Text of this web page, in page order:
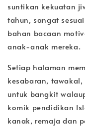
suntikan kekuatan
tahun, sangat
bahan bacaan
anak-anak mereka.
Setiap halaman
kesabaran,
untuk bangkit
komik pendidikan
kanak, remaja dan